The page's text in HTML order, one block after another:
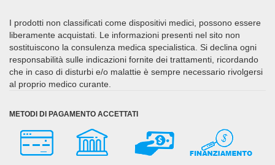
I prodotti non classificati come dispositivi medici, possono essere
liberamente acquistati. Le informazioni presenti nel sito non
sostituiscono la consulenza medica specialistica. Si declina ogni
responsabilità sulle indicazioni fornite dei trattamenti, ricordando
che in caso di disturbi e/o malattie è sempre necessario rivolgersi
al proprio medico curante.
METODI DI PAGAMENTO ACCETTATI